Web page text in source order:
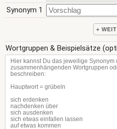
Synonym 1
+
Wortgruppen & Beispielsätze